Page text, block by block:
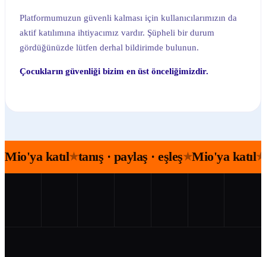
Platformumuzun güvenli kalması için kullanıcılarımızın da
aktif katılımına ihtiyacımız vardır. Şüpheli bir durum
gördüğünüzde lütfen derhal bildirimde bulunun.
Çocukların güvenliği bizim en üst önceliğimizdir.
Mio'ya katıl★tanış · paylaş · eşleş★Mio'ya katıl★